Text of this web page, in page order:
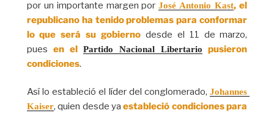
por un importante margen porJosé Antonio Kast, el
republicano ha tenido problemas para conformar
lo que será su gobierno desde el 11 de marzo,
pues en el Partido Nacional Libertario
pusieron
condiciones.
Así lo estableció el líder del conglomerado,Johannes
Kaiser, quien desde yaestableció condiciones para